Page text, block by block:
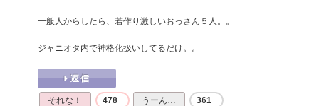
一般人からしたら、若作り激しいおっさん５人。。
ジャニオタ内で神格化扱いしてるだけ。。
それな！ 478 うーん… 361